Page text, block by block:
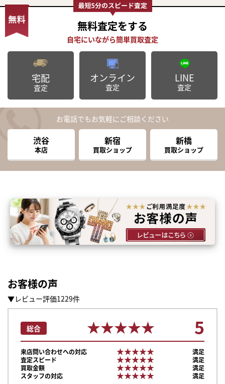
無料査定をする
宅配
査定
オンライン
査定
LINE
査定
お電話でもお気軽にご相談ください
渋谷
本店
新宿
買取ショップ
新橋
買取ショップ
お客様の声
▼レビュー評価1229件
総合 ★★★★★
★★★★★ 5
来店問い合わせへの対応 ★★★★★
★★★★★
満足
査定スピード
★★★★★
★★★★★
満足
買取金額
★★★★★
★★★★★
満足
スタッフの対応
★★★★★
★★★★★ 満足